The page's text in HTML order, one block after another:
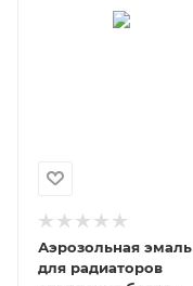
Аэрозольная эмаль
для радиаторов